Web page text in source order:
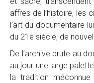
affres de l’histoire, les
l’art du documentaire
du 21e siècle, de
De l’archive brute au
au jour une large
la tradition